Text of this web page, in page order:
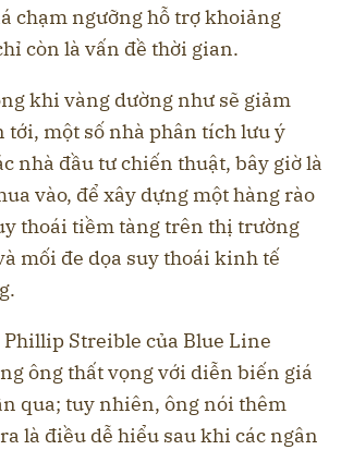
chạm ngưỡng hỗ trợ khoiảng
còn là vấn đề thời gian.
khi vàng dường như sẽ giảm
tới, một số nhà phân tích lưu ý
nhà đầu tư chiến thuật, bây giờ là
vào, để xây dựng một hàng rào
thoái tiềm tàng trên thị trường
mối đe dọa suy thoái kinh tế
Phillip Streible của Blue Line
ông thất vọng với diễn biến giá
qua; tuy nhiên, ông nói thêm
là điều dễ hiểu sau khi các ngân